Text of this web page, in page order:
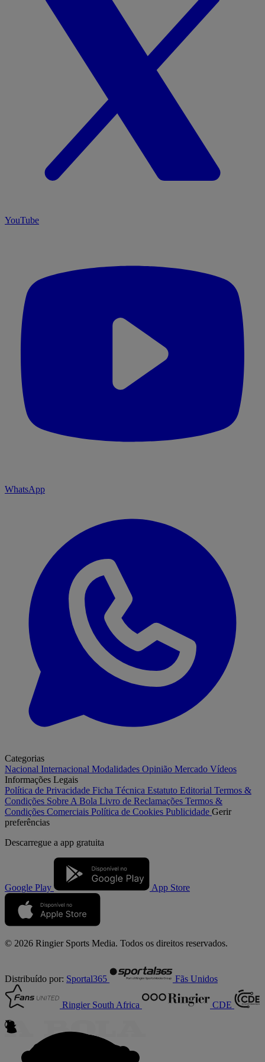
YouTube
WhatsApp
Categorias
Nacional Internacional Modalidades Opinião Mercado Vídeos
Informações Legais
Política de Privacidade Ficha Técnica Estatuto Editorial Termos &
Condições Sobre A Bola Livro de Reclamações Termos &
Condições Comerciais Política de Cookies Publicidade Gerir
preferências
Descarregue a app gratuita
Google Play App Store
© 2026 Ringier Sports Media. Todos os direitos reservados.
Distribuído por: Sportal365 Fãs Unidos
Ringier South Africa CDE